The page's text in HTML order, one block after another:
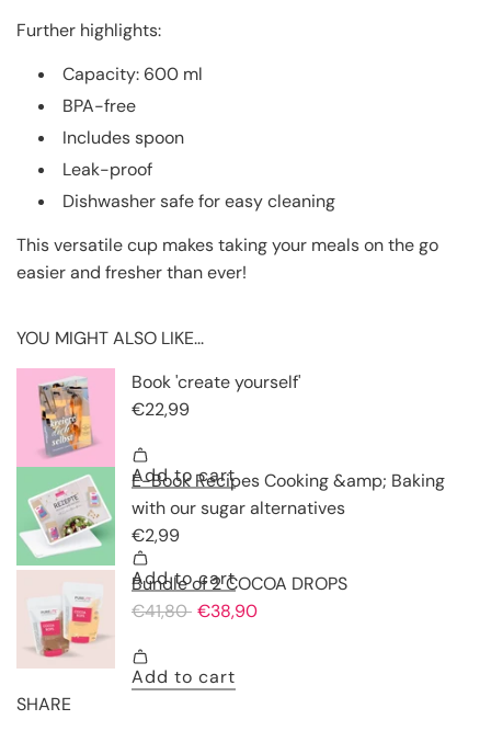
Further highlights:
Capacity: 600 ml
BPA-free
Includes spoon
Leak-proof
Dishwasher safe for easy cleaning
This versatile cup makes taking your meals on the go
easier and fresher than ever!
YOU MIGHT ALSO LIKE...
SHARE